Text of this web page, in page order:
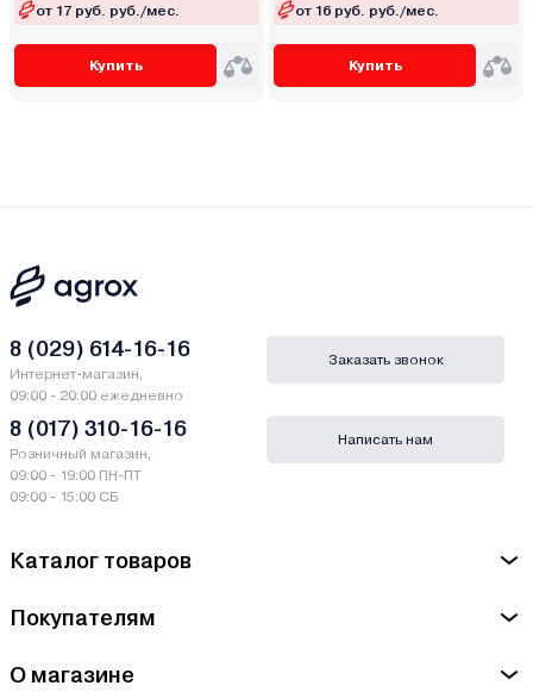
от 17 руб. руб./мес.
Купить
от 16 руб. руб./мес.
Купить
Каталог товаров
Покупателям
О магазине
8 (029) 614-16-16
Интернет-магазин,
09:00 - 20:00 ежедневно
8 (017) 310-16-16
Розничный магазин,
09:00 - 19:00 ПН-ПТ
09:00 - 15:00 СБ
Заказать звонок
Написать нам